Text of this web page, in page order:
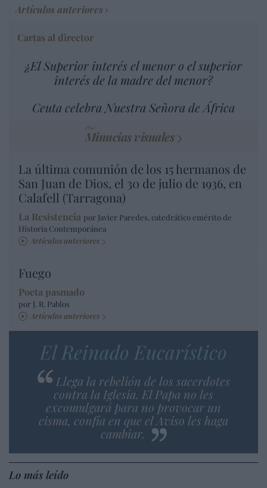
Artículos anteriores
Cartas al director
¿El Superior interés el menor o el superior
interés de la madre del menor?
Ceuta celebra Nuestra Señora de África
Minucias visuales
La última comunión de los 15 hermanos de
San Juan de Dios, el 30 de julio de 1936, en
Calafell (Tarragona)
La Resistencia por Javier Paredes, catedrático emérito de
Historia Contemporánea
Artículos anteriores
Fuego
Poeta pasmado
por J. R. Pablos
Artículos anteriores
El Reinado Eucarístico
Llega la rebelión de los sacerdotes
contra la Iglesia. El Papa no les
excomulgará para no provocar un
cisma, confía en que el Aviso les haga
cambiar.
Lo más leído